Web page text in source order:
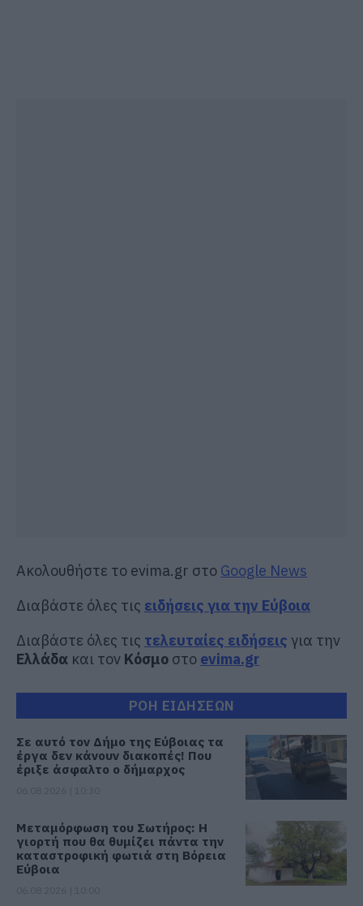
Ακολουθήστε το evima.gr στο Google News
Διαβάστε όλες τις ειδήσεις για την Εύβοια
Διαβάστε όλες τις τελευταίες ειδήσεις για την
Ελλάδα και τον Κόσμο στο evima.gr
ΡΟΗ ΕΙΔΗΣΕΩΝ
Σε αυτό τον Δήμο της Εύβοιας τα
έργα δεν κάνουν διακοπές! Που
έριξε άσφαλτο ο δήμαρχος
Μεταμόρφωση του Σωτήρος: Η
γιορτή που θα θυμίζει πάντα την
καταστροφική φωτιά στη Βόρεια
Εύβοια